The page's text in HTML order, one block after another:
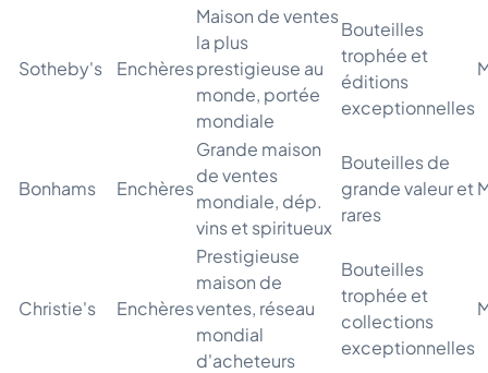
Sotheby's Enchères
Maison de ventes
la plus
prestigieuse au
monde, portée
mondiale
Bouteilles
trophée et
éditions
exceptionnelles
Bonhams Enchères
Grande maison
de ventes
mondiale, dép.
vins et spiritueux
Bouteilles de
grande valeur et
rares
Christie's Enchères
Prestigieuse
maison de
ventes, réseau
mondial
d'acheteurs
Bouteilles
trophée et
collections
exceptionnelles